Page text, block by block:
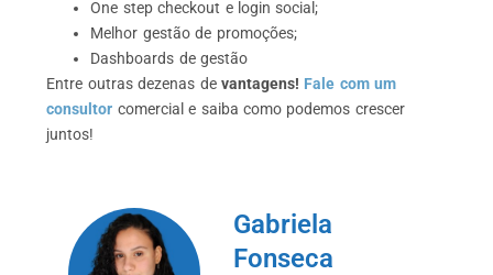
One step checkout e login social;
Melhor gestão de promoções;
Dashboards de gestão
Entre outras dezenas de vantagens! Fale com um
consultor comercial e saiba como podemos crescer
juntos!
Gabriela
Fonseca